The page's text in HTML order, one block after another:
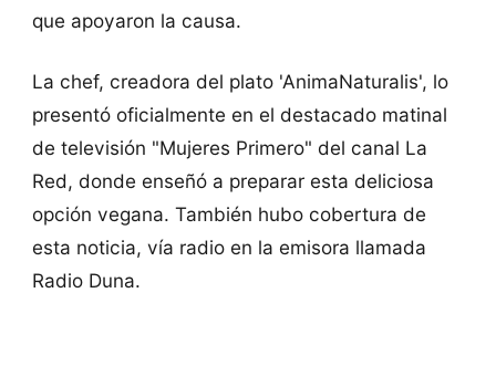
que apoyaron la causa.
La chef, creadora del plato 'AnimaNaturalis', lo
presentó oficialmente en el destacado matinal
de televisión "Mujeres Primero" del canal La
Red, donde enseñó a preparar esta deliciosa
opción vegana. También hubo cobertura de
esta noticia, vía radio en la emisora llamada
Radio Duna.